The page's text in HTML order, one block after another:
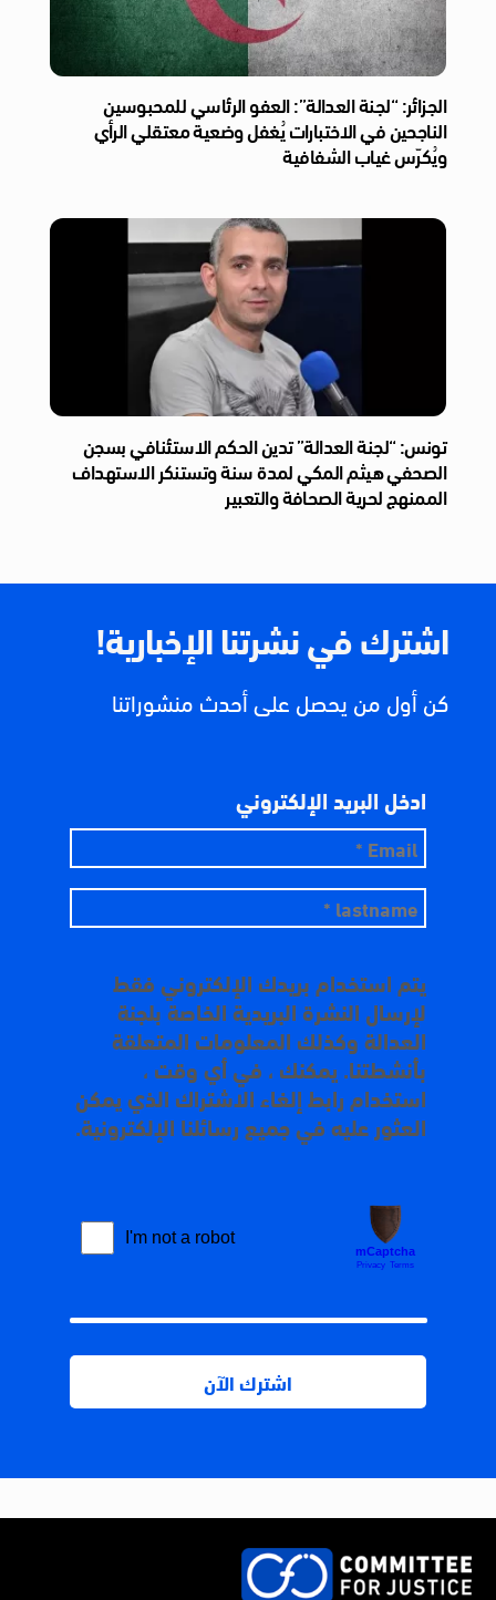
الجزائر: “لجنة العدالة”: العفو الرئاسي للمحبوسين
الناجحين في الاختبارات يُغفل وضعية معتقلي الرأي
ويُكرّس غياب الشفافية
تونس: “لجنة العدالة” تدين الحكم الاستئنافي بسجن
الصحفي هيثم المكي لمدة سنة وتستنكر الاستهداف
الممنهج لحرية الصحافة والتعبير
اشترك في نشرتنا الإخبارية!
كن أول من يحصل على أحدث منشوراتنا
ادخل البريد الإلكتروني
يتم استخدام بريدك الإلكتروني فقط
لإرسال النشرة البريدية الخاصة بلجنة
العدالة وكذلك المعلومات المتعلقة
بأنشطتنا. يمكنك ، في أي وقت ،
استخدام رابط إلغاء الاشتراك الذي يمكن
العثور عليه في جميع رسائلنا الإلكترونية.